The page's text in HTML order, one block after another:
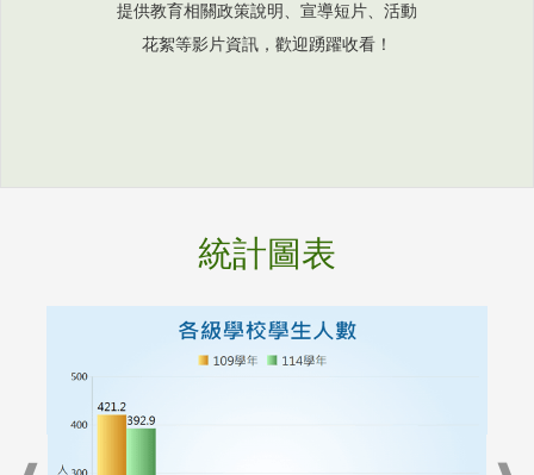
提供教育相關政策說明、宣導短片、活動
花絮等影片資訊，歡迎踴躍收看！
統計圖表